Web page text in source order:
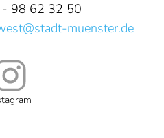
98 62 32 50
muenster.de